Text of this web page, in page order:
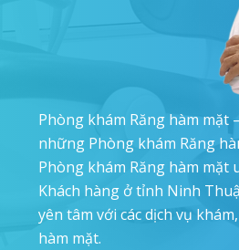
Phòng khám Răng hàm mặt
những Phòng khám Răng
Phòng khám Răng hàm mặt
Khách hàng ở tỉnh Ninh
yên tâm với các dịch vụ
hàm mặt.